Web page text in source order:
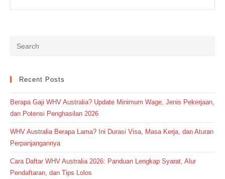
Recent Posts
Berapa Gaji WHV Australia? Update Minimum Wage, Jenis Pekerjaan,
dan Potensi Penghasilan 2026
WHV Australia Berapa Lama? Ini Durasi Visa, Masa Kerja, dan Aturan
Perpanjangannya
Cara Daftar WHV Australia 2026: Panduan Lengkap Syarat, Alur
Pendaftaran, dan Tips Lolos